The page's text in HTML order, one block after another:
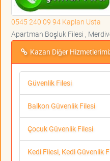
0545 240 09 94 Kaplan Usta
Apartman Boşluk Filesi ,
Kazan Diğer
Güvenlik Filesi
Balkon Güvenlik Filesi
Çocuk Güvenlik Filesi
Kedi Filesi, Kedi Güvenlik